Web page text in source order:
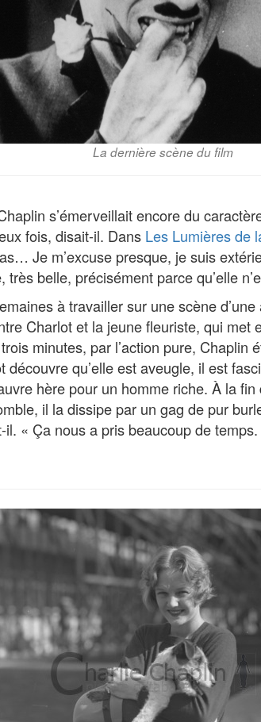
La dernière scène du film
s’émerveillait encore du
fois, disait-il. Dans Les Lumières de
Je m’excuse presque, je suis
très belle, précisément parce qu’elle
à travailler sur une scène
Charlot et la jeune fleuriste, qui met
minutes, par l’action pure, Chaplin
découvre qu’elle est aveugle, il est
hère pour un homme riche. À la
il la dissipe par un gag de pur
« Ça nous a pris beaucoup de